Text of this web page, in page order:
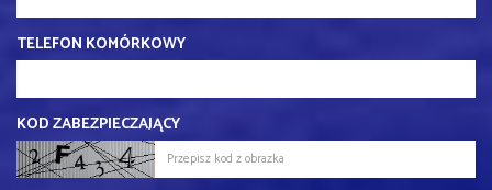
TELEFON KOMÓRKOWY
KOD ZABEZPIECZAJĄCY